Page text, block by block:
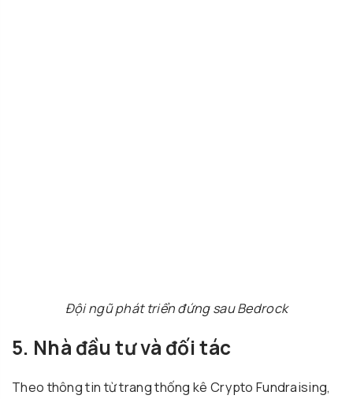
Đội ngũ phát triển đứng sau Bedrock
5. Nhà đầu tư và đối tác
Theo thông tin từ trang thống kê Crypto Fundraising,